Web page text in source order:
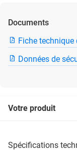
Documents
Fiche
Données de
Votre produit
spécifications